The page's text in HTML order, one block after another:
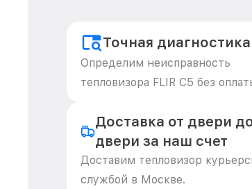
Точная диагностика
Определим неисправность
тепловизора FLIR С5 без
Доставка от двери
двери за наш счет
Доставим тепловизор
службой в Москве.